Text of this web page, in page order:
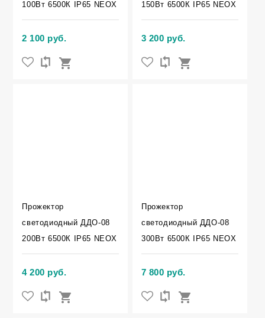
100Вт 6500К IP65 NEOX
2 100 руб.
150Вт 6500К IP65 NEOX
3 200 руб.
Прожектор
светодиодный ДДО-08
200Вт 6500К IP65 NEOX
4 200 руб.
Прожектор
светодиодный ДДО-08
300Вт 6500К IP65 NEOX
7 800 руб.